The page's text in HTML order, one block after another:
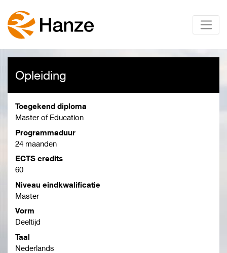
Opleiding
Toegekend diploma
Master of Education
Programmaduur
24 maanden
ECTS credits
60
Niveau eindkwalificatie
Master
Vorm
Deeltijd
Taal
Nederlands